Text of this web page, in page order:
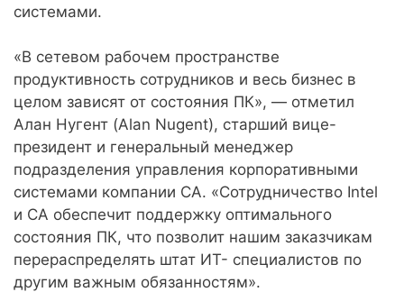
системами.
«В сетевом рабочем пространстве
продуктивность сотрудников и весь бизнес в
целом зависят от состояния ПК», — отметил
Алан Нугент (Alan Nugent), старший вице-
президент и генеральный менеджер
подразделения управления корпоративными
системами компании CA. «Сотрудничество Intel
и CA обеспечит поддержку оптимального
состояния ПК, что позволит нашим заказчикам
перераспределять штат ИТ- специалистов по
другим важным обязанностям».